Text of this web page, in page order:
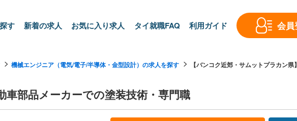
す 新着の求人 お気に入り求人 タイ就職FAQ 利用ガイド 会員
機械エンジニア（電気/電子/半導体・金型設計）の求人を探す 【バンコク近郊・サムットプラカン県
車部品メーカーでの塗装技術・専門職